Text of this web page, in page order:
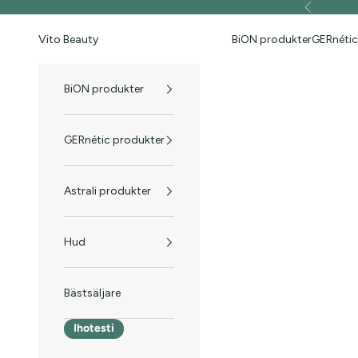
Föregående
Vito Beauty BiON produkter
BiON produkter
GERnétic produkter
Astrali produkter
Hud
Bästsäljare
Ihotesti